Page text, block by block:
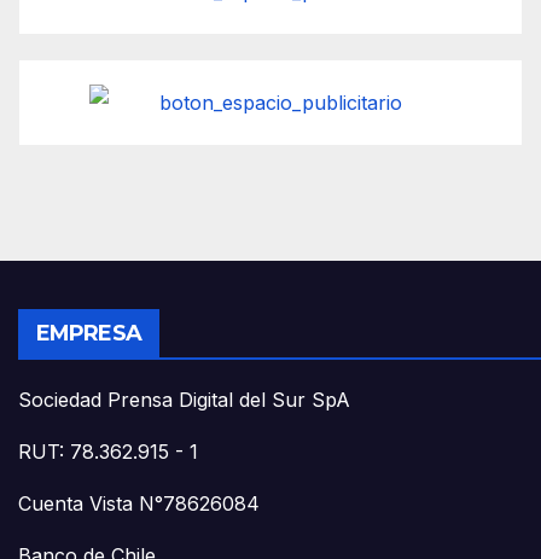
EMPRESA
Sociedad Prensa Digital del Sur SpA
RUT: 78.362.915 - 1
Cuenta Vista N°78626084